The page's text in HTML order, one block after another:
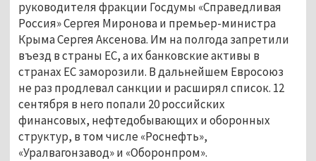
руководителя фракции Госдумы «Справедливая
Россия» Сергея Миронова и премьер-министра
Крыма Сергея Аксенова. Им на полгода запретили
въезд в страны ЕС, а их банковские активы в
странах ЕС заморозили. В дальнейшем Евросоюз
не раз продлевал санкции и расширял список. 12
сентября в него попали 20 российских
финансовых, нефтедобывающих и оборонных
структур, в том числе «Роснефть»,
«Уралвагонзавод» и «Оборонпром».